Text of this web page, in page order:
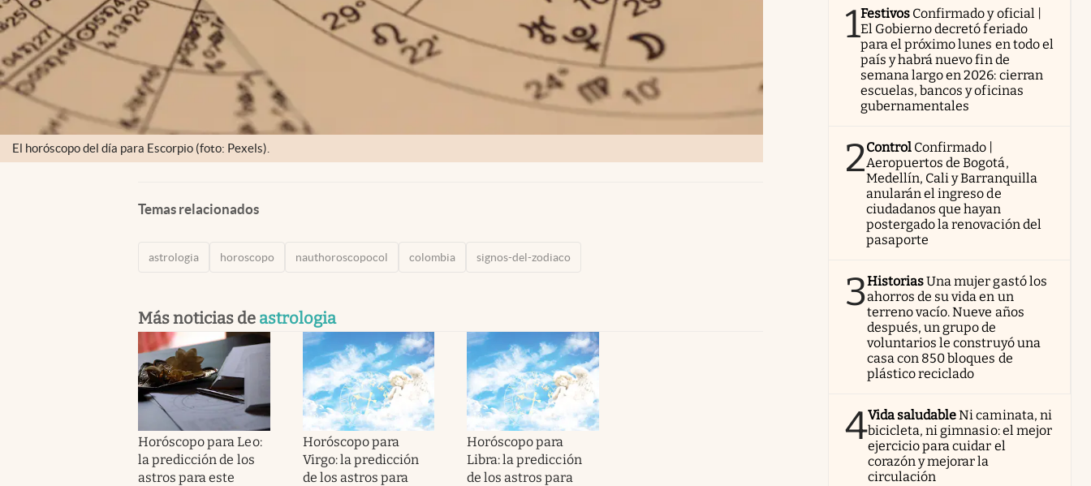
El horóscopo del día para Escorpio (foto: Pexels).
Temas relacionados
astrologia horoscopo nauthoroscopocol colombia signos-del-zodiaco
Más noticias de astrologia
Horóscopo para Leo:
la predicción de los
astros para este
Horóscopo para
Virgo: la predicción
de los astros para
Horóscopo para
Libra: la predicción
de los astros para
1Festivos Confirmado y oficial |
El Gobierno decretó feriado
para el próximo lunes en todo el
país y habrá nuevo fin de
semana largo en 2026: cierran
escuelas, bancos y oficinas
gubernamentales
2Control Confirmado |
Aeropuertos de Bogotá,
Medellín, Cali y Barranquilla
anularán el ingreso de
ciudadanos que hayan
postergado la renovación del
pasaporte
3HistoriasUna mujer gastó los
ahorros de su vida en un
terreno vacío. Nueve años
después, un grupo de
voluntarios le construyó una
casa con 850 bloques de
plástico reciclado
4Vida saludableNi caminata, ni
bicicleta, ni gimnasio: el mejor
ejercicio para cuidar el
corazón y mejorar la
circulación